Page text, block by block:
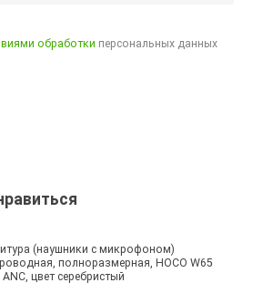
обработки персональных данных
(наушники с микрофоном)
полноразмерная, HOCO W65
ANC, цвет серебристый